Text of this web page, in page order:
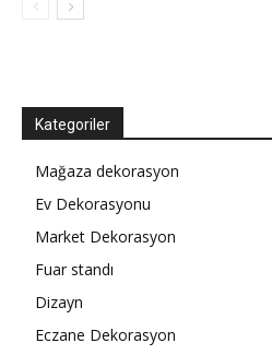
Kategoriler
Mağaza dekorasyon
Ev Dekorasyonu
Market Dekorasyon
Fuar standı
Dizayn
Eczane Dekorasyon